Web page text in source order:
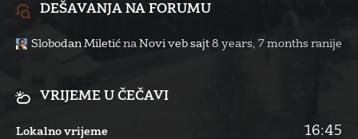
DEŠAVANJA NA FORUMU
Slobodan Miletić na Novi veb sajt 8 years, 7 months ranije
VRIJEME U ČEČAVI
Lokalno vrijeme 16:45